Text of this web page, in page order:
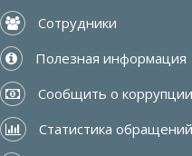
Сотрудники
Полезная информация
Сообщить о коррупции
Статистика обращений